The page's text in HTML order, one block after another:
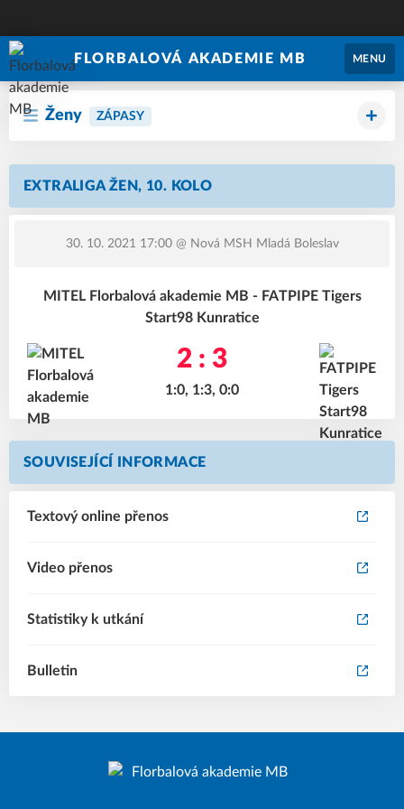
FLORBALOVÁ AKADEMIE MB MENU
Ženy ZÁPASY
EXTRALIGA ŽEN, 10. KOLO
30. 10. 2021 17:00@ Nová MSH Mladá Boleslav
MITEL Florbalová akademie MB - FATPIPE Tigers
Start98 Kunratice
2 : 3
1:0, 1:3, 0:0
SOUVISEJÍCÍ INFORMACE
Textový online přenos
Video přenos
Statistiky k utkání
Bulletin